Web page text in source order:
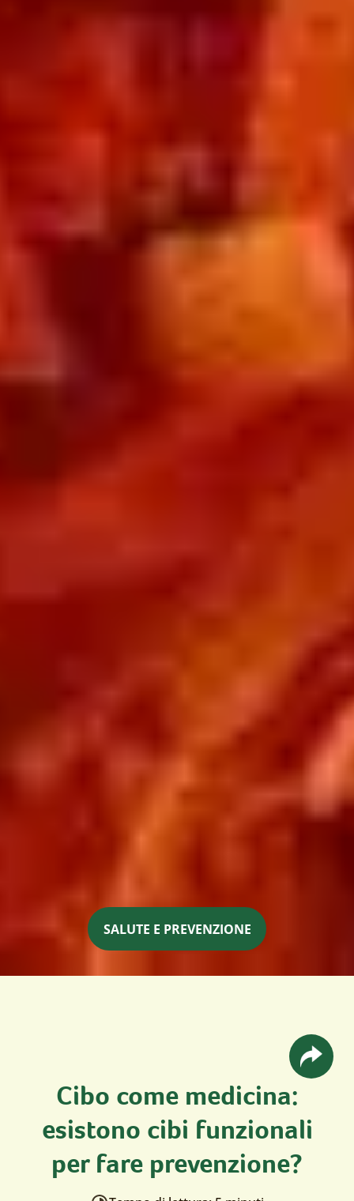
SALUTE E PREVENZIONE
Cibo come medicina:
esistono cibi funzionali
per fare prevenzione?